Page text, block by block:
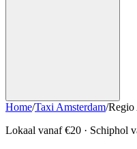
Home/Taxi Amsterdam/Regio
Lokaal vanaf €20 · Schiphol